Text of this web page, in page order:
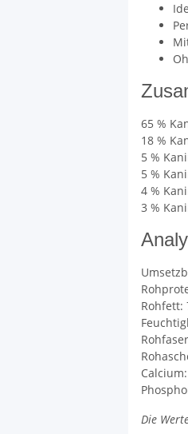
65 %
18 %
5 %
5 %
4 %
3 %
Rohfett:
Die